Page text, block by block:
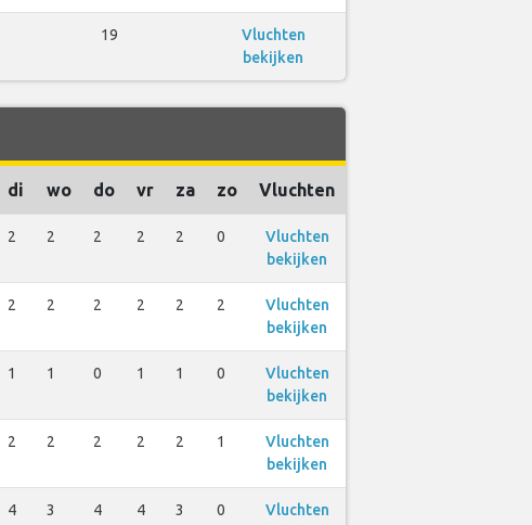
19
Vluchten
bekijken
di wo do vr za zo Vluchten
2 2 2 2 2 0
Vluchten
bekijken
2 2 2 2 2 2
Vluchten
bekijken
1 1 0 1 1 0
Vluchten
bekijken
2 2 2 2 2 1
Vluchten
bekijken
4 3 4 4 3 0
Vluchten